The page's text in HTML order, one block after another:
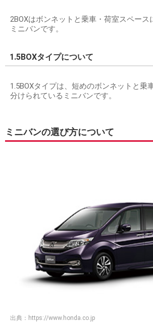
2BOXはボンネットと乗車・荷室スペース
ミニバンです。
1.5BOXタイプについて
1.5BOXタイプは、短めのボンネットと乗
分けられているミニバンです。
ミニバンの選び方について
出典： https://www.honda.co.jp